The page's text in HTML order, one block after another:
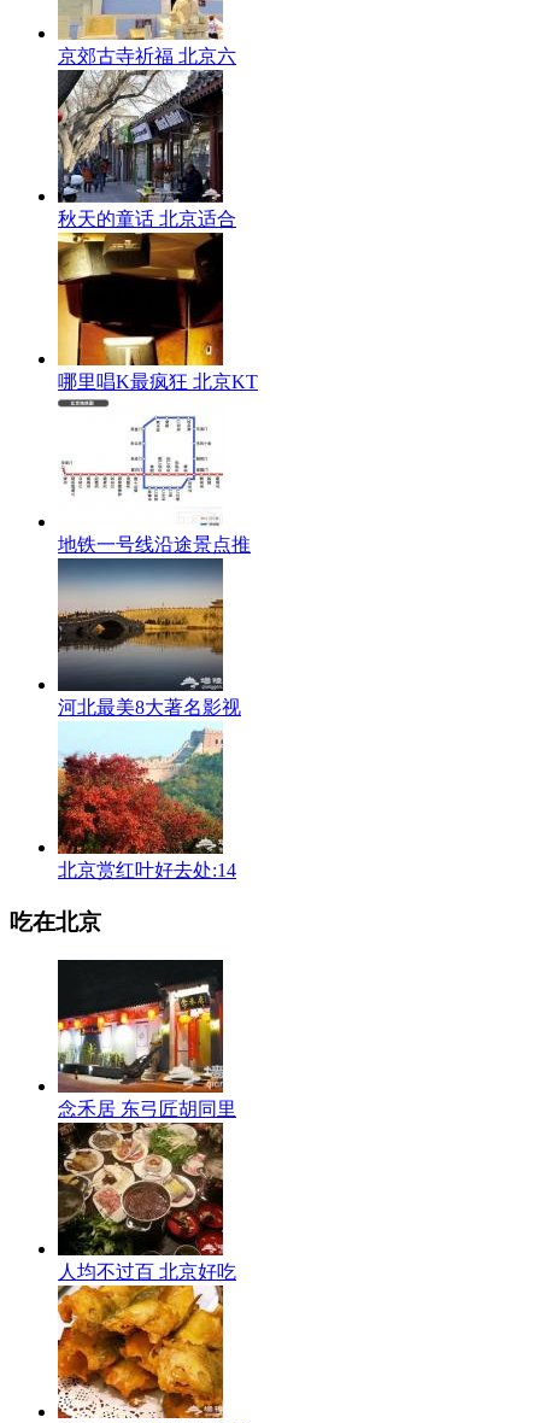
京郊古寺祈福 北京六
秋天的童话 北京适合
哪里唱K最疯狂 北京KT
地铁一号线沿途景点推
河北最美8大著名影视
北京赏红叶好去处:14
吃在北京
念禾居 东弓匠胡同里
人均不过百 北京好吃